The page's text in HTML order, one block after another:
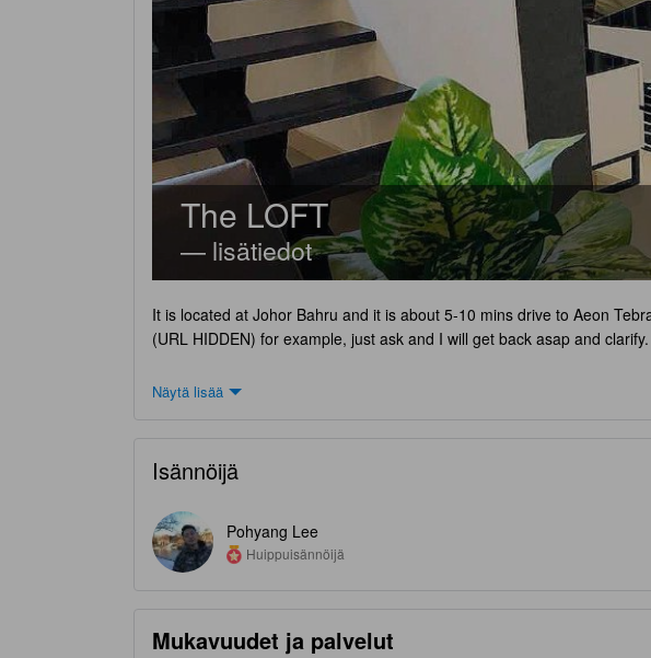
The LOFT
— lisätiedot
It is located at Johor Bahru and it is about 5-10 mins drive to Aeon
(URL HIDDEN) for example, just ask and I will get back asap and
Näytä lisää
Isännöijä
Pohyang Lee
Huippuisännöijä
Mukavuudet ja palvelut